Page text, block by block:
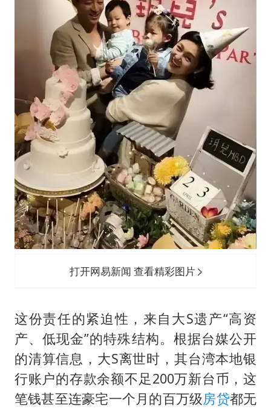
打开网易新闻 查看精彩图片
这份责任的紧迫性，来自大S遗产“高资
产、低现金”的特殊结构。根据台媒公开
的清算信息，大S离世时，其台湾本地银
行账户的存款余额不足200万新台币，这
笔钱甚至连豪宅一个月的百万级房贷都无